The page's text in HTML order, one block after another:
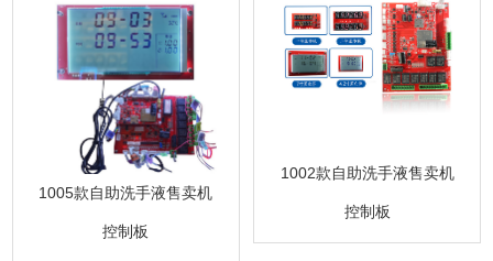
1005款自助洗手液售卖机
控制板
1002款自助洗手液售卖机
控制板